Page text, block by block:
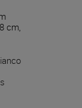
cm,